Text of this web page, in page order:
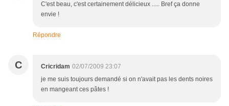
C'est beau, c'est certainement délicieux ..... Bref ça donne
envie !
Répondre
C Cricridam 02/07/2009 23:07
je me suis toujours demandé si on n'avait pas les dents noires
en mangeant ces pâtes !